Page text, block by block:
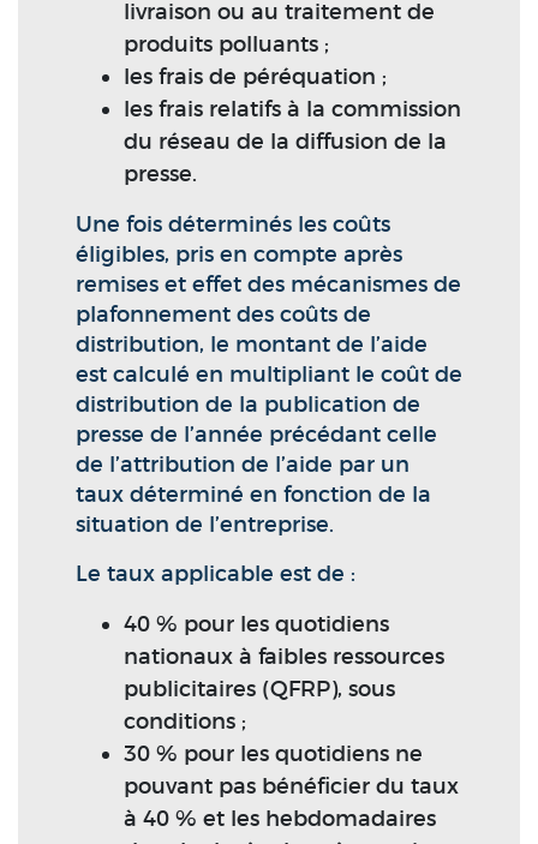
livraison ou au traitement de
produits polluants ;
les frais de péréquation ;
les frais relatifs à la commission
du réseau de la diffusion de la
presse.
Une fois déterminés les coûts
éligibles, pris en compte après
remises et effet des mécanismes de
plafonnement des coûts de
distribution, le montant de l’aide
est calculé en multipliant le coût de
distribution de la publication de
presse de l’année précédant celle
de l’attribution de l’aide par un
taux déterminé en fonction de la
situation de l’entreprise.
Le taux applicable est de :
40 % pour les quotidiens
nationaux à faibles ressources
publicitaires (QFRP), sous
conditions ;
30 % pour les quotidiens ne
pouvant pas bénéficier du taux
à 40 % et les hebdomadaires